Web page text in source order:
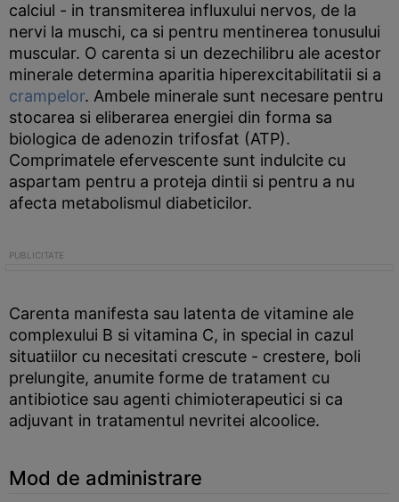
calciul - in transmiterea influxului nervos, de la
nervi la muschi, ca si pentru mentinerea tonusului
muscular. O carenta si un dezechilibru ale acestor
minerale determina aparitia hiperexcitabilitatii si a
crampelor. Ambele minerale sunt necesare pentru
stocarea si eliberarea energiei din forma sa
biologica de adenozin trifosfat (ATP).
Comprimatele efervescente sunt indulcite cu
aspartam pentru a proteja dintii si pentru a nu
afecta metabolismul diabeticilor.
Carenta manifesta sau latenta de vitamine ale
complexului B si vitamina C, in special in cazul
situatiilor cu necesitati crescute - crestere, boli
prelungite, anumite forme de tratament cu
antibiotice sau agenti chimioterapeutici si ca
adjuvant in tratamentul nevritei alcoolice.
Mod de administrare